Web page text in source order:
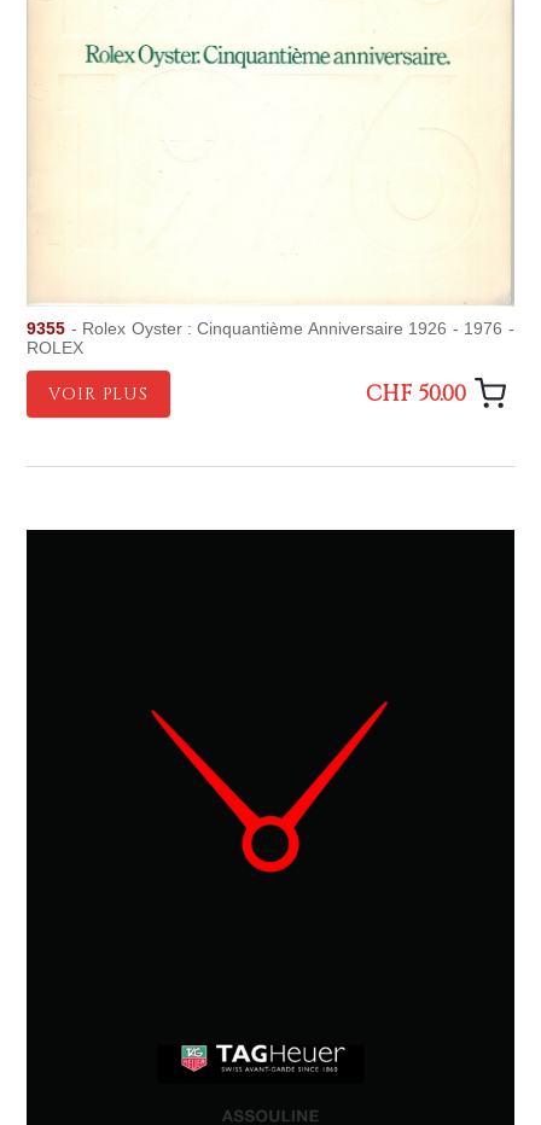
9355 - Rolex Oyster : Cinquantième Anniversaire 1926 - 1976 -
ROLEX
VOIR PLUS CHF 50.00